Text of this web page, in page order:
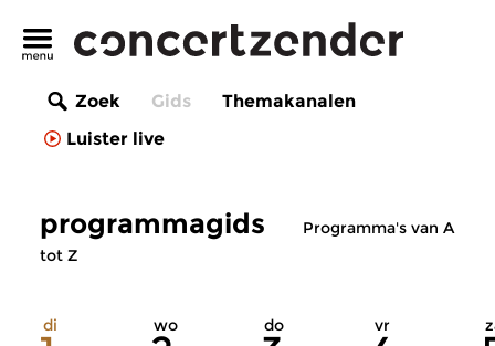
Zoek Gids
Themakanalen
Luister live
programmagids
Programma's van A
tot Z
di wo do vr